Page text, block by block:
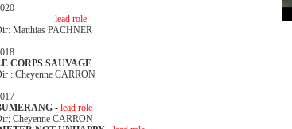
lead role
Matthias PACHNER
CORPS SAUVAGE
: Cheyenne CARRON
- lead role
Cheyenne CARRON